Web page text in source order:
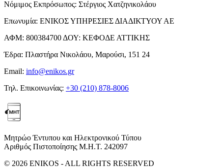
Νόμιμος Εκπρόσωπος: Στέργιος Χατζηνικολάου
Επωνυμία: ΕΝΙΚΟΣ ΥΠΗΡΕΣΙΕΣ ΔΙΑΔΙΚΤΥΟΥ ΑΕ
ΑΦΜ: 800384700 ΔΟΥ: ΚΕΦΟΔΕ ΑΤΤΙΚΗΣ
Έδρα: Πλαστήρα Νικολάου, Μαρούσι, 151 24
Email: info@enikos.gr
Τηλ. Επικοινωνίας: +30 (210) 878-8006
Μητρώο Έντυπου και Ηλεκτρονικού Τύπου
Αριθμός Πιστοποίησης Μ.Η.Τ. 242097
© 2026 ENIKOS - ALL RIGHTS RESERVED